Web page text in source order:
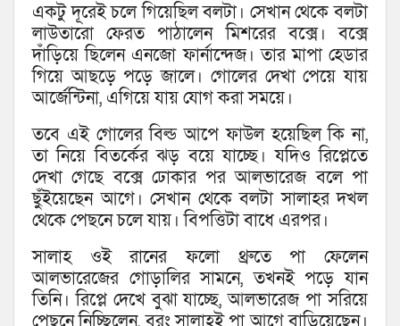
একটু দূরেই চলে গিয়েছিল বলটা। সেখান থেকে বলটা
লাউতারো ফেরত পাঠালেন মিশরের বক্সে। বক্সে
দাঁড়িয়ে ছিলেন এনজো ফার্নান্দেজ। তার মাপা হেডার
গিয়ে আছড়ে পড়ে জালে। গোলের দেখা পেয়ে যায়
আর্জেন্টিনা, এগিয়ে যায় যোগ করা সময়ে।
তবে এই গোলের বিল্ড আপে ফাউল হয়েছিল কি না,
তা নিয়ে বিতর্কের ঝড় বয়ে যাচ্ছে। যদিও রিপ্লেতে
দেখা গেছে বক্সে ঢোকার পর আলভারেজ বলে পা
ছুঁইয়েছেন আগে। সেখান থেকে বলটা সালাহর দখল
থেকে পেছনে চলে যায়। বিপত্তিটা বাধে এরপর।
সালাহ ওই রানের ফলো থ্রুতে পা ফেলেন
আলভারেজের গোড়ালির সামনে, তখনই পড়ে যান
তিনি। রিপ্লে দেখে বুঝা যাচ্ছে, আলভারেজ পা সরিয়ে